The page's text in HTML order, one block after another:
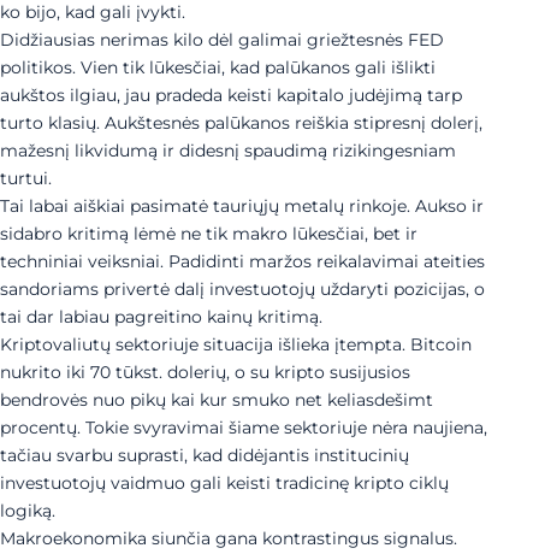
ko bijo, kad gali įvykti.
Didžiausias nerimas kilo dėl galimai griežtesnės FED
politikos. Vien tik lūkesčiai, kad palūkanos gali išlikti
aukštos ilgiau, jau pradeda keisti kapitalo judėjimą tarp
turto klasių. Aukštesnės palūkanos reiškia stipresnį dolerį,
mažesnį likvidumą ir didesnį spaudimą rizikingesniam
turtui.
Tai labai aiškiai pasimatė tauriųjų metalų rinkoje. Aukso ir
sidabro kritimą lėmė ne tik makro lūkesčiai, bet ir
techniniai veiksniai. Padidinti maržos reikalavimai ateities
sandoriams privertė dalį investuotojų uždaryti pozicijas, o
tai dar labiau pagreitino kainų kritimą.
Kriptovaliutų sektoriuje situacija išlieka įtempta. Bitcoin
nukrito iki 70 tūkst. dolerių, o su kripto susijusios
bendrovės nuo pikų kai kur smuko net keliasdešimt
procentų. Tokie svyravimai šiame sektoriuje nėra naujiena,
tačiau svarbu suprasti, kad didėjantis institucinių
investuotojų vaidmuo gali keisti tradicinę kripto ciklų
logiką.
Makroekonomika siunčia gana kontrastingus signalus.